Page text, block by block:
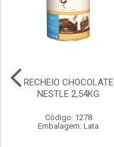
RECHEIO CHOCOLATE
NESTLE 2,54KG
Código: 1278
Embalagem: Lata